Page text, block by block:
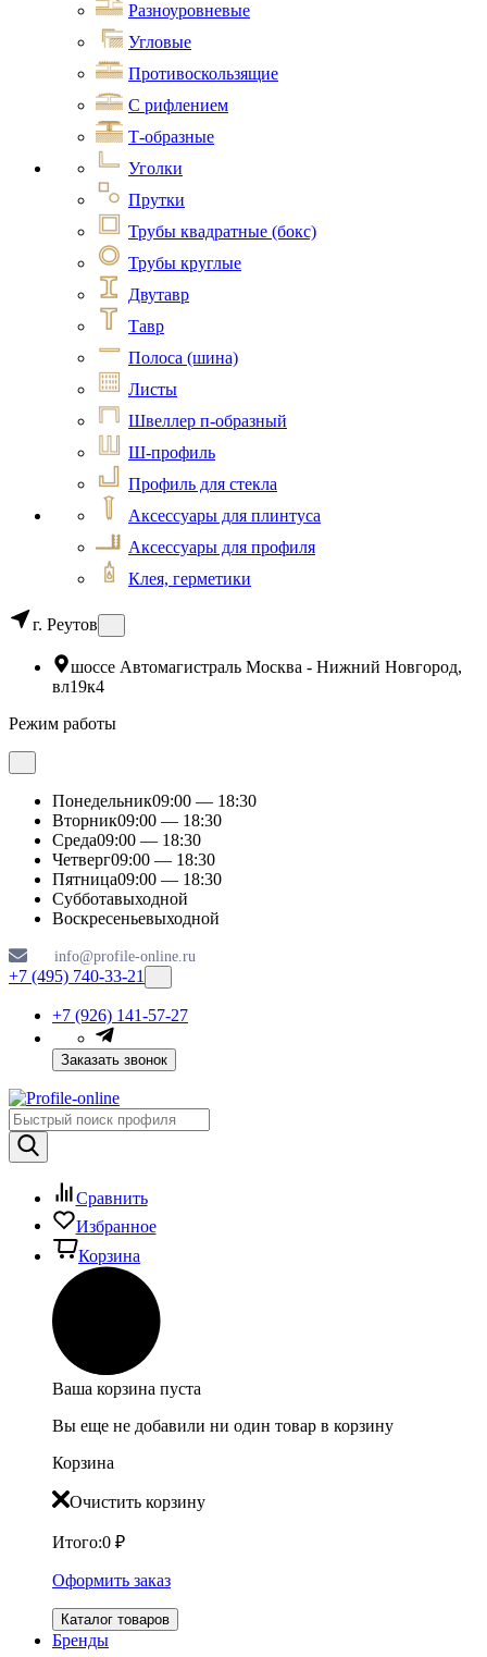
Разноуровневые
Угловые
Противоскользящие
С рифлением
Т-образные
Уголки
Прутки
Трубы квадратные (бокс)
Трубы круглые
Двутавр
Тавр
Полоса (шина)
Листы
Швеллер п-образный
Ш-профиль
Профиль для стекла
Аксессуары для плинтуса
Аксессуары для профиля
Клея, герметики
г. Реутов
шоссе Автомагистраль Москва - Нижний Новгород,
вл19к4
Режим работы
Понедельник09:00 — 18:30
Вторник09:00 — 18:30
Среда09:00 — 18:30
Четверг09:00 — 18:30
Пятница09:00 — 18:30
Субботавыходной
Воскресеньевыходной
info@profile-online.ru
+7 (495) 740-33-21
+7 (926) 141-57-27
Заказать звонок
Сравнить
Избранное
Корзина
Ваша корзина пуста
Вы еще не добавили ни один товар в корзину
Корзина
Очистить корзину
Итого:0 ₽
Оформить заказ
Каталог товаров
Бренды